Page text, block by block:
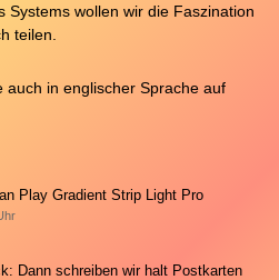
Systems wollen wir die Faszination
teilen.
auch in englischer Sprache auf
Play Gradient Strip Light Pro
Dann schreiben wir halt Postkarten